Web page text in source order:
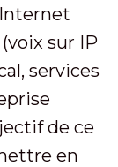
sur IP
services
de ce
en